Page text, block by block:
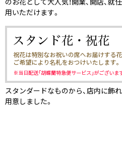
用いただけます。
スタンダードなものから、店内に飾
用意しました。